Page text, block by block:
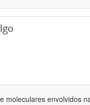
moleculares envolvidos